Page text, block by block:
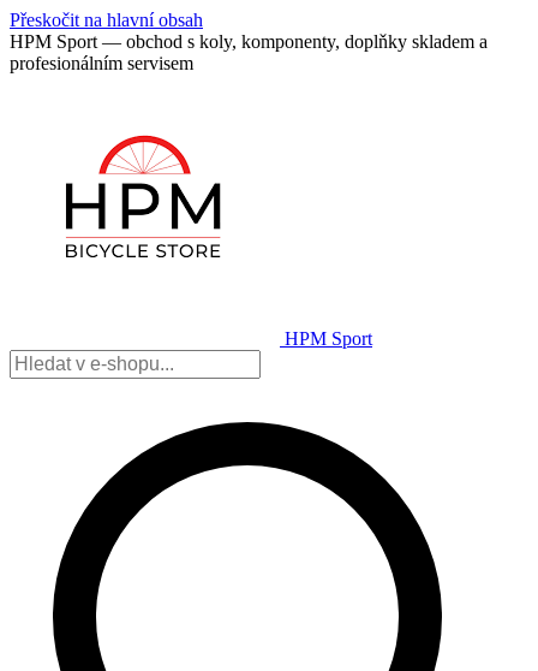
Přeskočit na hlavní obsah
HPM Sport — obchod s koly, komponenty, doplňky skladem a
profesionálním servisem
HPM Sport